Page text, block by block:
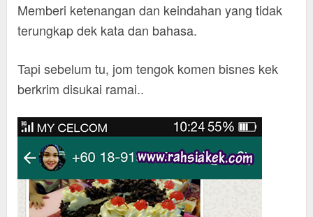
Memberi ketenangan dan keindahan yang tidak
terungkap dek kata dan bahasa.
Tapi sebelum tu, jom tengok komen bisnes kek
berkrim disukai ramai..